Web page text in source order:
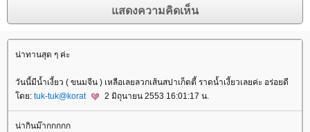
น่าทานสุด ๆ ค่ะ
วันนี้มีน้ำเงี้ยว ( ขนมจีน ) เหลือเลยลวกเส้นสปาเก็ตตี้ ราดน้ำเงี้ยวเลยค่ะ อร่อยดี
ดย: tuk-tuk@korat 2 มิถุนายน 2553 16:01:17 น.
น่ากินม๊ากกกกก